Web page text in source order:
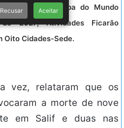
durante a Copa do Mundo
de 2027; Atividades Ficarão
Oito Cidades-Sede.
vez, relataram que os
a morte de nove
em Salif e duas nas
Recusar Aceitar